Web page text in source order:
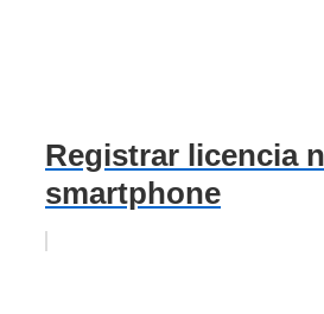
Registrar licencia
smartphone